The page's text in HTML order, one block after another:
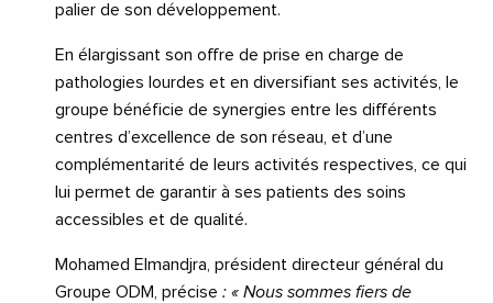
palier de son développement.
En élargissant son offre de prise en charge de
pathologies lourdes et en diversifiant ses activités, le
groupe bénéficie de synergies entre les différents
centres d’excellence de son réseau, et d’une
complémentarité de leurs activités respectives, ce qui
lui permet de garantir à ses patients des soins
accessibles et de qualité.
Mohamed Elmandjra, président directeur général du
Groupe ODM, précise : « Nous sommes fiers de